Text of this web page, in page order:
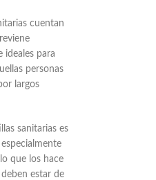
cuentan
ideales para
personas
largos
sanitarias es
que los hace
estar de